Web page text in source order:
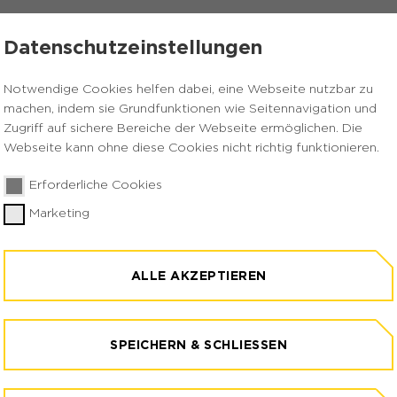
Datenschutzeinstellungen
Notwendige Cookies helfen dabei, eine Webseite nutzbar zu
machen, indem sie Grundfunktionen wie Seitennavigation und
Zugriff auf sichere Bereiche der Webseite ermöglichen. Die
Webseite kann ohne diese Cookies nicht richtig funktionieren.
Erforderliche Cookies
Marketing
ALLE AKZEPTIEREN
SPEICHERN & SCHLIESSEN